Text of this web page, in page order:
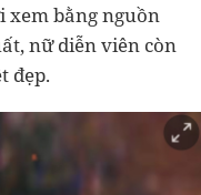
xem bằng nguồn
nữ diễn viên còn
đẹp.